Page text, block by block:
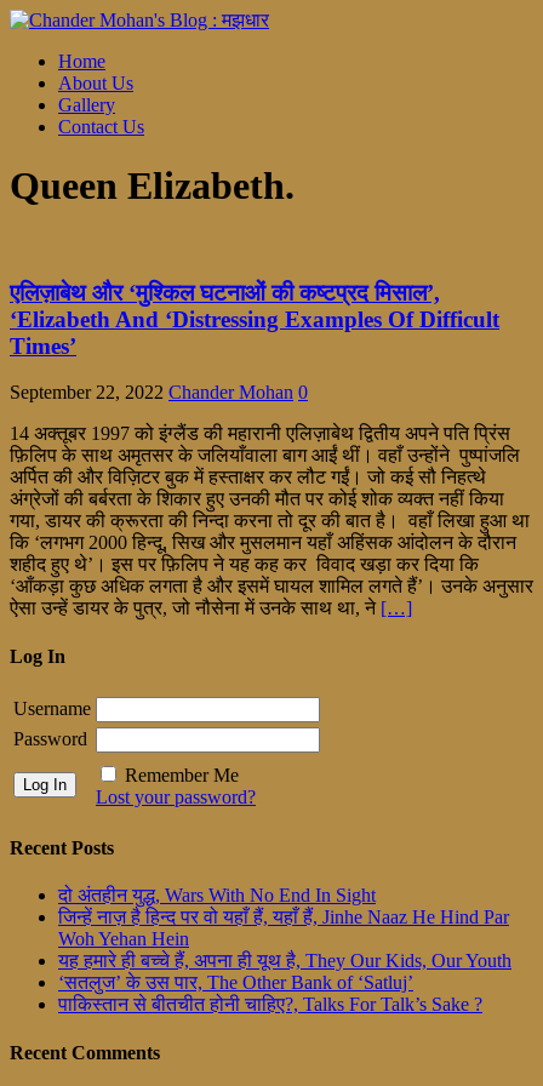
Home
About Us
Gallery
Contact Us
Queen Elizabeth.
एलिज़ाबेथ और ‘मुश्किल घटनाओं की कष्टप्रद मिसाल’,
‘Elizabeth And ‘Distressing Examples Of Difficult
Times’
September 22, 2022 Chander Mohan 0
14 अक्तूबर 1997 को इंग्लैंड की महारानी एलिज़ाबेथ द्वितीय अपने पति प्रिंस
फ़िलिप के साथ अमृतसर के जलियाँवाला बाग आईं थीं। वहाँ उन्होंने पुष्पांजलि
अर्पित की और विज़िटर बुक में हस्ताक्षर कर लौट गईं। जो कई सौ निहत्थे
अंग्रेजों की बर्बरता के शिकार हुए उनकी मौत पर कोई शोक व्यक्त नहीं किया
गया, डायर की क्रूरता की निन्दा करना तो दूर की बात है। वहाँ लिखा हुआ था
कि ‘लगभग 2000 हिन्दू, सिख और मुसलमान यहाँ अहिंसक आंदोलन के दौरान
शहीद हुए थे’। इस पर फ़िलिप ने यह कह कर विवाद खड़ा कर दिया कि
‘आँकड़ा कुछ अधिक लगता है और इसमें घायल शामिल लगते हैं’। उनके अनुसार
ऐसा उन्हें डायर के पुत्र, जो नौसेना में उनके साथ था, ने […]
Log In
Username
Password
Remember Me
Lost your password?
Recent Posts
दो अंतहीन युद्ध, Wars With No End In Sight
जिन्हें नाज़ है हिन्द पर वो यहाँ हैं, यहाँ हैं, Jinhe Naaz He Hind Par
Woh Yehan Hein
यह हमारे ही बच्चे हैं, अपना ही यूथ है, They Our Kids, Our Youth
‘सतलुज’ के उस पार, The Other Bank of ‘Satluj’
पाकिस्तान से बीतचीत होनी चाहिए?, Talks For Talk’s Sake ?
Recent Comments